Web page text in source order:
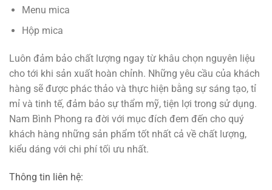
Menu mica
Hộp mica
Luôn đảm bảo chất lượng ngay từ khâu chọn nguyên liệu
cho tới khi sản xuất hoàn chỉnh. Những yêu cầu của khách
hàng sẽ được phác thảo và thực hiện bằng sự sáng tạo, tỉ
mỉ và tinh tế, đảm bảo sự thẩm mỹ, tiện lợi trong sử dụng.
Nam Bình Phong ra đời với mục đích đem đến cho quý
khách hàng những sản phẩm tốt nhất cả về chất lượng,
kiểu dáng với chi phí tối ưu nhất.
Thông tin liên hệ: